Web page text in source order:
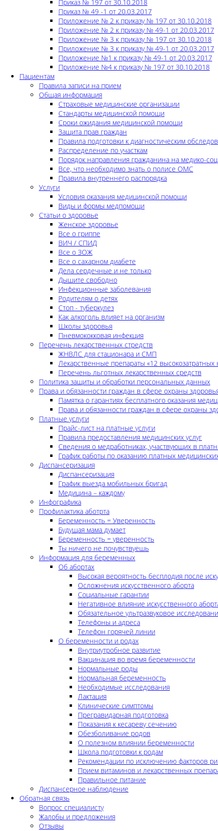
Приказ № 197 от 30.10.2018
Приказ № 49 -1 от 20.03.2017
Приложение № 2 к приказу № 197 от 30.10.2018
Приложение № 2 к приказу № 49-1 от 20.03.2017
Приложение № 3 к приказу № 197 от 30.10.2018
Приложение № 3 к приказу № 49-1 от 20.03.2017
Приложение №1 к приказу № 49-1 от 20.03.2017
Приложение №4 к приказу № 197 от 30.10.2018
Пациентам
Правила записи на прием
Общая информация
Страховые медицинские организации
Стандарты медицинской помощи
Сроки ожидания медицинской помощи
Защита прав граждан
Правила подготовки к диагностическим
Распределение по участкам
Порядок направления гражданина на медико-
Все, что необходимо знать о полисе ОМС
Правила внутреннего распорядка
Услуги
Условия оказания медицинской помощи
Виды и формы медпомощи
Статьи о здоровье
Женское здоровье
Все о гриппе
ВИЧ / СПИД
Все о ЗОЖ
Все о сахарном диабете
Дела сердечные и не только
Дышите свободно
Инфекционные заболевания
Родителям о детях
Стоп - туберкулез
Как алкоголь влияет на организм
Школы здоровья
Пневмококковая инфекция
Перечень лекарственных стредств
ЖНВЛС для стационара и СМП
Лекарственные препараты «12 высокозатратных
Перечень льготных лекарственных средств
Политика защиты и обработки персональных данных
Права и обязанности граждан в сфере охраны
Памятка о гарантиях бесплатного оказания
Права и обязанности граждан в сфере охраны
Платные услуги
Прайс-лист на платные услуги
Правила предоставления медицинских услуг
Сведения о медработниках, участвующих в
График работы по оказанию платных
Диспансеризация
Диспансеризация
График выезда мобильных бригад
Медицина – каждому
Инфографика
Профилактика аботрта
Беременность = Уверенность
Будущая мама думает
Беременность = уверенность
Ты ничего не почувствуешь
Информация для беременных
Об абортах
Высокая вероятность бесплодия после
Осложнения искусственного аборта
Социальные гарантии
Негативное влияние искусственного
Обязательное ультразвуковое
Телефоны и адреса
Телефон горячей линии
О беременности и родах
Внутриутробное развитие
Вакцинация во время беременности
Нормальные роды
Нормальная беременность
Необходимые исследования
Лактация
Клинические симптомы
Прегравидарная подготовка
Показания к кесареву сечению
Обезболивание родов
О полезном влиянии беременности
Школа подготовки к родам
Рекомендации по исключению факторов
Прием витаминов и лекарственных
Правильное питание
Диспансерное наблюдение
Обратная связь
Вопрос специалисту
Жалобы и предложения
Отзывы